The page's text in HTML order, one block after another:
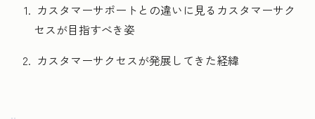
カスタマーサポートとの違いに見るカスタマーサク
セスが目指すべき姿
カスタマーサクセスが発展してきた経緯